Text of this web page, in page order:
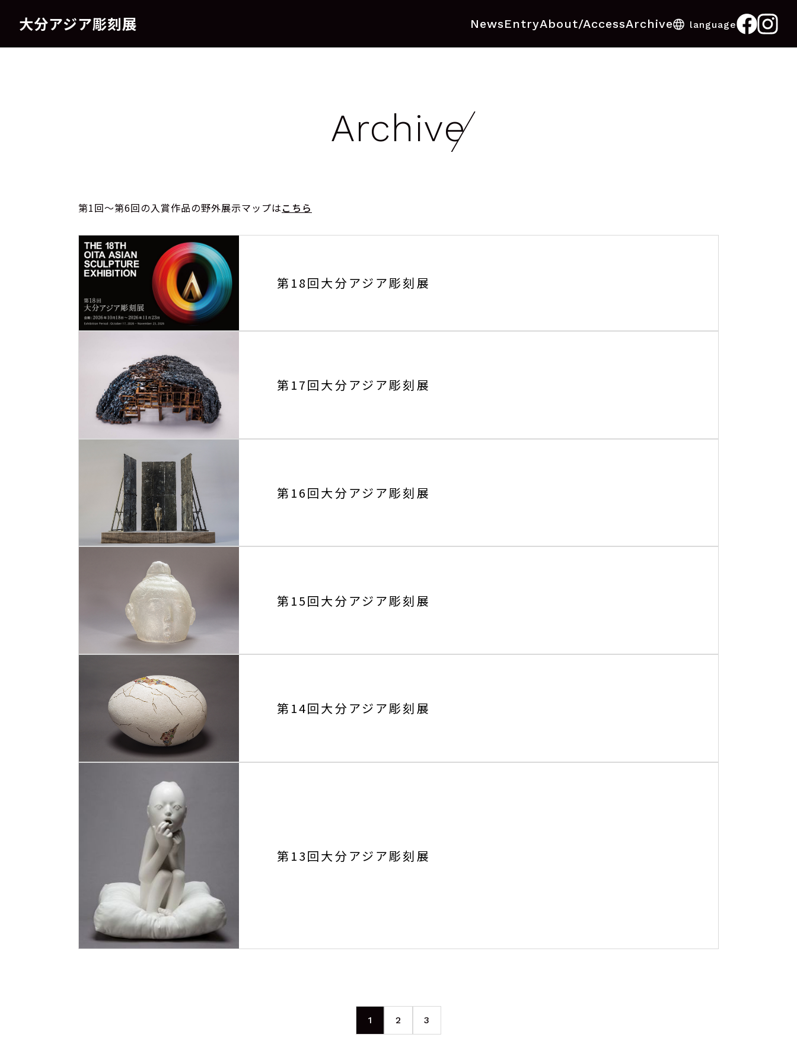
大分アジア彫刻展 NewsEntryAbout/AccessArchive language
Archive
第1回～第6回の入賞作品の野外展示マップはこちら
第18回大分アジア彫刻展
第17回大分アジア彫刻展
第16回大分アジア彫刻展
第15回大分アジア彫刻展
第14回大分アジア彫刻展
第13回大分アジア彫刻展
1 2 3